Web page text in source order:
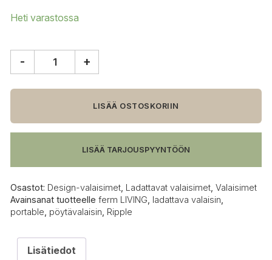
Heti varastossa
Ripple
pöytävalaisin
määrä
- +
LISÄÄ OSTOSKORIIN
LISÄÄ TARJOUSPYYNTÖÖN
Osastot: Design-valaisimet Ladattavat valaisimet Valaisimet
Avainsanat tuotteelle ferm LIVING ladattava valaisin
portable pöytävalaisin Ripple
Lisätiedot